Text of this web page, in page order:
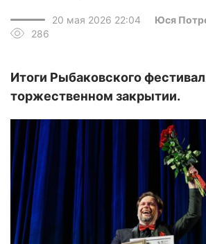
20 мая 2026 22:04
Юся
286
Итоги Рыбаковского
торжественном закрытии.